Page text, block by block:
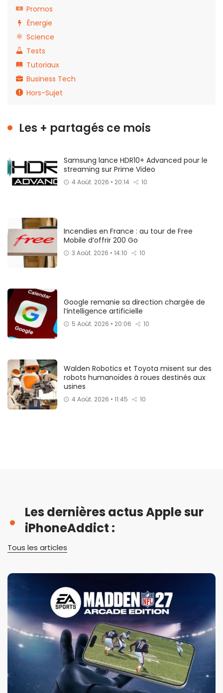
Promos
Énergie
Science
Tests
Tutoriaux
Business Tech
Hors-Sujet
Les + partagés ce mois
Samsung lance HDR10+ Advanced pour le
streaming sur Prime Video
4 Août. 2026 • 20:14 10
Incendies en France : au tour de Free
Mobile d’offrir 200 Go
3 Août. 2026 • 14:10 10
Google remanie sa direction chargée de
l’intelligence artificielle
5 Août. 2026 • 20:06 10
Walden Robotics et Toyota misent sur des
robots humanoïdes à roues destinés aux
usines
4 Août. 2026 • 11:45 10
Les dernières actus Apple sur
iPhoneAddict :
Tous les articles